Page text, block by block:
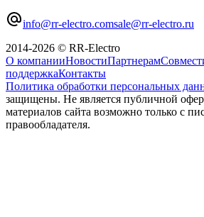
info@rr-electro.comsale@rr-electro.ru
2014-2026 © RR-Electro
О компанииНовостиПартнерам
поддержкаКонтакты
Политика обработки персональных
защищены. Не является публичной
материалов сайта возможно только с
правообладателя.